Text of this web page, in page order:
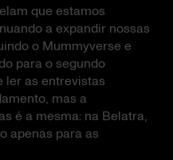
que estamos
a expandir nossas
o Mummyverse e
para o segundo
ler as entrevistas
mas a
é a mesma: na Belatra,
apenas para as